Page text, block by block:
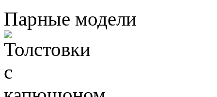
Парные модели